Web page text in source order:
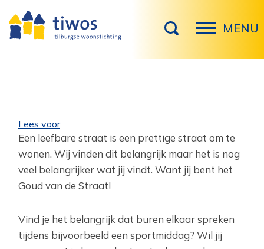
MENU
Lees voor
Een leefbare straat is een prettige straat om te
wonen. Wij vinden dit belangrijk maar het is nog
veel belangrijker wat jij vindt. Want jij bent het
Goud van de Straat!
Vind je het belangrijk dat buren elkaar spreken
tijdens bijvoorbeeld een sportmiddag? Wil jij